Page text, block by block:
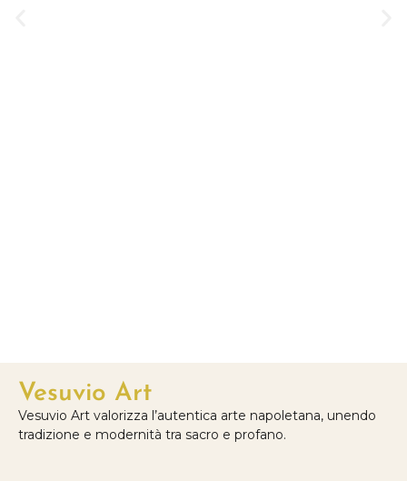
Vesuvio Art
Vesuvio Art valorizza l’autentica arte napoletana, unendo
tradizione e modernità tra sacro e profano.